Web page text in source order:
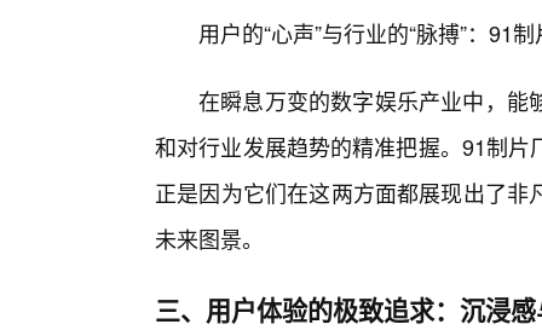
用户的“心声”与行业的“脉搏”：91
在瞬息万变的数字娱乐产业中，能
和对行业发展趋势的精准把握。91制
正是因为它们在这两方面都展现出了
未来图景。
三、用户体验的极致追求：沉浸